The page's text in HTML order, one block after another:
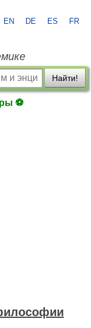
EN DE ES FR
Найти!
⚽